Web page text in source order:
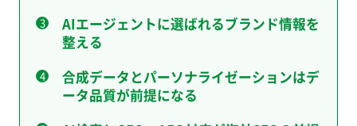
AIエージェントに選ばれるブランド情報を
整える
合成データとパーソナライゼーションはデ
ータ品質が前提になる